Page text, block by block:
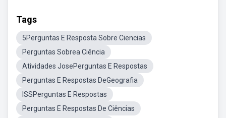
Tags
5Perguntas E Resposta Sobre Ciencias
Perguntas Sobrea Ciência
Atividades JosePerguntas E Respostas
Perguntas E Respostas DeGeografia
ISSPerguntas E Respostas
Perguntas E Respostas De Ciências